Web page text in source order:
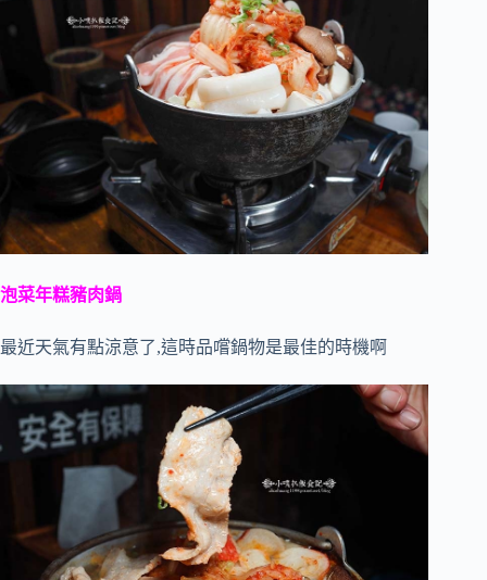
泡菜年糕豬肉鍋
最近天氣有點涼意了,這時品嚐鍋物是最佳的時機啊